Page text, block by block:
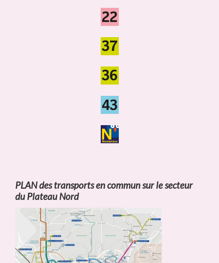
PLAN des transports en commun sur le secteur
du Plateau Nord